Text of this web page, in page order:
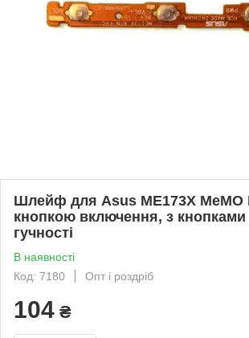
Шлейф для Asus ME173X MeMO
кнопкою включення, з
гучності
В наявності
Код: 7180
Опт і роздріб
104 ₴